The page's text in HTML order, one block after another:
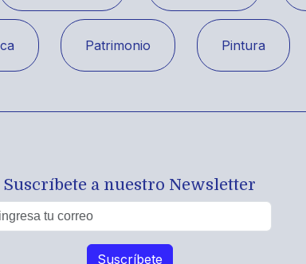
Patrimonio Pintura
Suscríbete a nuestro Newsletter